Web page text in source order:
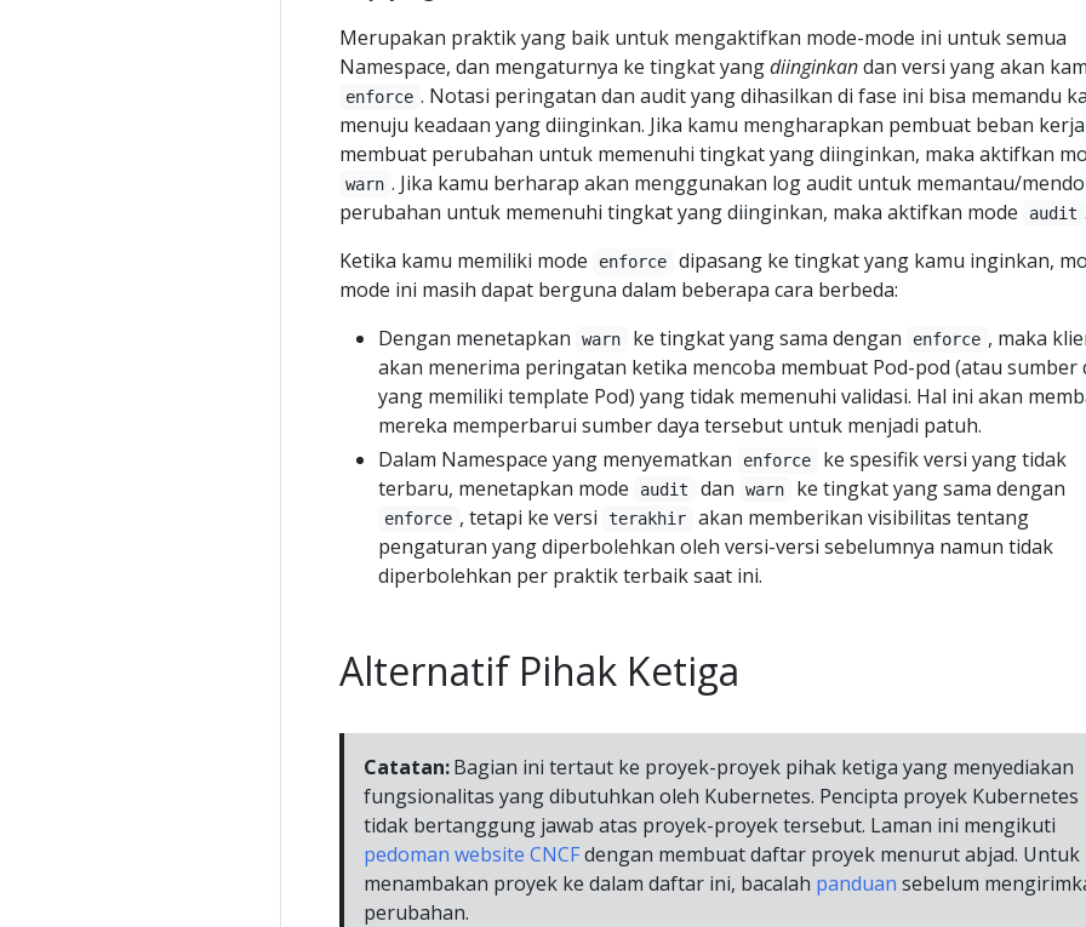
Merupakan praktik yang baik untuk mengaktifkan mode-mode ini untuk semua
Namespace, dan mengaturnya ke tingkat yangdiinginkandan versi yang akan
enforce . Notasi peringatan dan audit yang dihasilkan di fase ini bisa memandu
menuju keadaan yang diinginkan. Jika kamu mengharapkan pembuat beban
membuat perubahan untuk memenuhi tingkat yang diinginkan, maka aktifkan
warn . Jika kamu berharap akan menggunakan log audit untuk memantau/
perubahan untuk memenuhi tingkat yang diinginkan, maka aktifkan mode
audit .
Ketika kamu memiliki mode
enforce
dipasang ke tingkat yang kamu inginkan,
mode ini masih dapat berguna dalam beberapa cara berbeda:
Dengan menetapkan
warn ke tingkat yang sama dengan enforce , maka
akan menerima peringatan ketika mencoba membuat Pod-pod (atau sumber
yang memiliki template Pod) yang tidak memenuhi validasi. Hal ini akan
mereka memperbarui sumber daya tersebut untuk menjadi patuh.
Dalam Namespace yang menyematkan
enforce
ke spesifik versi yang tidak
terbaru, menetapkan mode
audit dan warn ke tingkat yang sama dengan
enforce , tetapi ke versi terakhir
akan memberikan visibilitas tentang
pengaturan yang diperbolehkan oleh versi-versi sebelumnya namun tidak
diperbolehkan per praktik terbaik saat ini.
Alternatif Pihak Ketiga
Catatan:Bagian ini tertaut ke proyek-proyek pihak ketiga yang menyediakan
fungsionalitas yang dibutuhkan oleh Kubernetes. Pencipta proyek Kubernetes
tidak bertanggung jawab atas proyek-proyek tersebut. Laman ini mengikuti
pedoman website CNCFdengan membuat daftar proyek menurut abjad. Untuk
menambakan proyek ke dalam daftar ini, bacalah panduan sebelum
perubahan.